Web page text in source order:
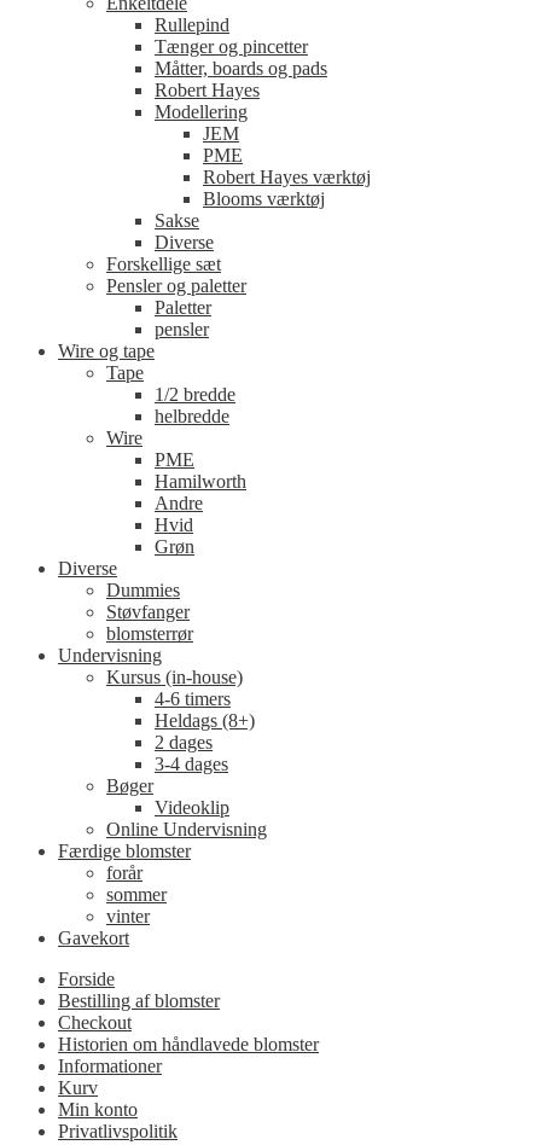
Rullepind
Tænger og pincetter
Måtter, boards og pads
Robert Hayes
Modellering
JEM
PME
Robert Hayes værktøj
Blooms værktøj
Sakse
Diverse
Forskellige sæt
Pensler og paletter
Paletter
pensler
Wire og tape
Tape
1/2 bredde
helbredde
Wire
PME
Hamilworth
Andre
Hvid
Grøn
Diverse
Dummies
Støvfanger
blomsterrør
Undervisning
Kursus (in-house)
4-6 timers
Heldags (8+)
2 dages
3-4 dages
Bøger
Videoklip
Online Undervisning
Færdige blomster
forår
sommer
vinter
Gavekort
Forside
Bestilling af blomster
Checkout
Historien om håndlavede blomster
Informationer
Kurv
Min konto
Privatlivspolitik